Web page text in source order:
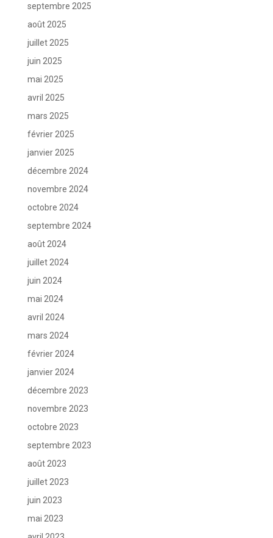
septembre 2025
août 2025
juillet 2025
juin 2025
mai 2025
avril 2025
mars 2025
février 2025
janvier 2025
décembre 2024
novembre 2024
octobre 2024
septembre 2024
août 2024
juillet 2024
juin 2024
mai 2024
avril 2024
mars 2024
février 2024
janvier 2024
décembre 2023
novembre 2023
octobre 2023
septembre 2023
août 2023
juillet 2023
juin 2023
mai 2023